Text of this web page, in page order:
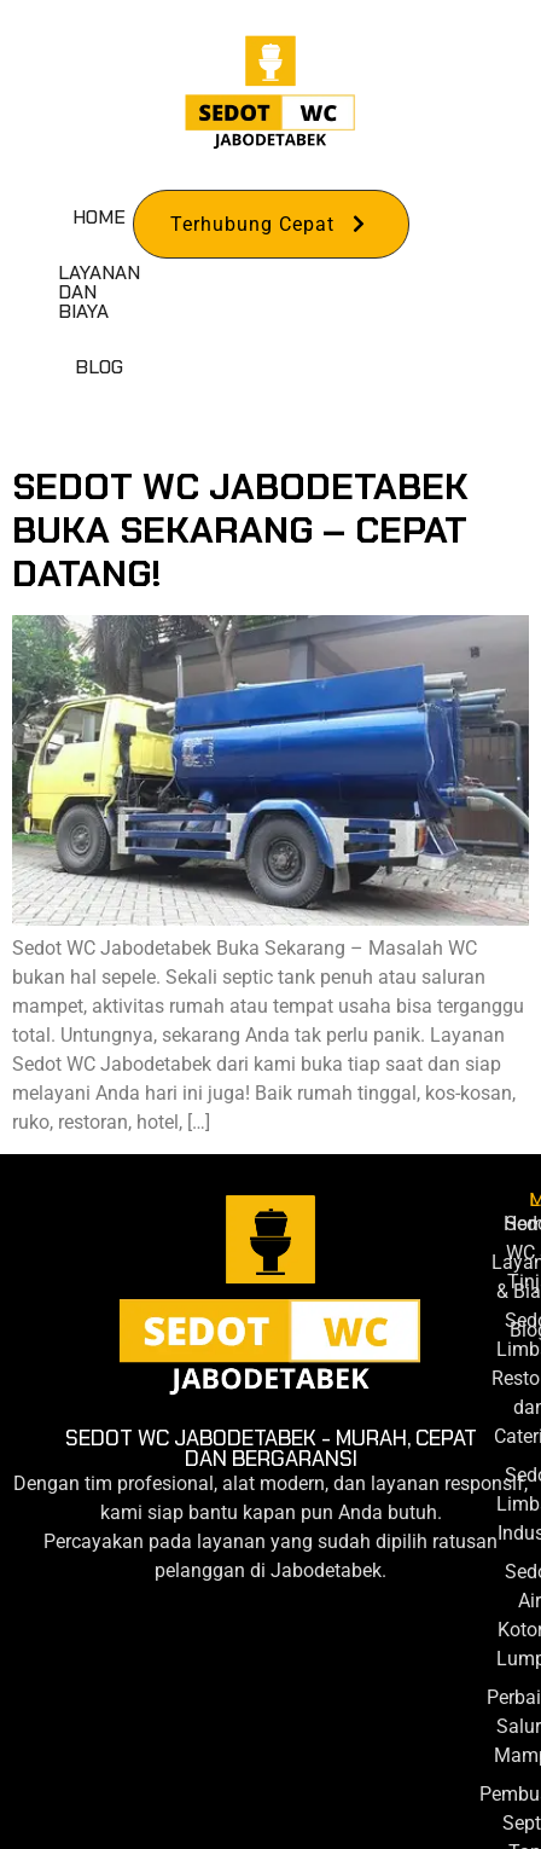
HOME
LAYANAN
DAN
BIAYA
BLOG
Terhubung Cepat
TAG:
SEDOT WC JABODETABEK
BUKA SEKARANG – CEPAT
DATANG!
Sedot WC Jabodetabek Buka Sekarang – Masalah WC
bukan hal sepele. Sekali septic tank penuh atau saluran
mampet, aktivitas rumah atau tempat usaha bisa terganggu
total. Untungnya, sekarang Anda tak perlu panik. Layanan
Sedot WC Jabodetabek dari kami buka tiap saat dan siap
melayani Anda hari ini juga! Baik rumah tinggal, kos-kosan,
ruko, restoran, hotel, […]
SEDOT WC JABODETABEK - MURAH, CEPAT
DAN BERGARANSI
Dengan tim profesional, alat modern, dan layanan responsif,
kami siap bantu kapan pun Anda butuh.
Percayakan pada layanan yang sudah dipilih ratusan
pelanggan di Jabodetabek.
&
WC
Air